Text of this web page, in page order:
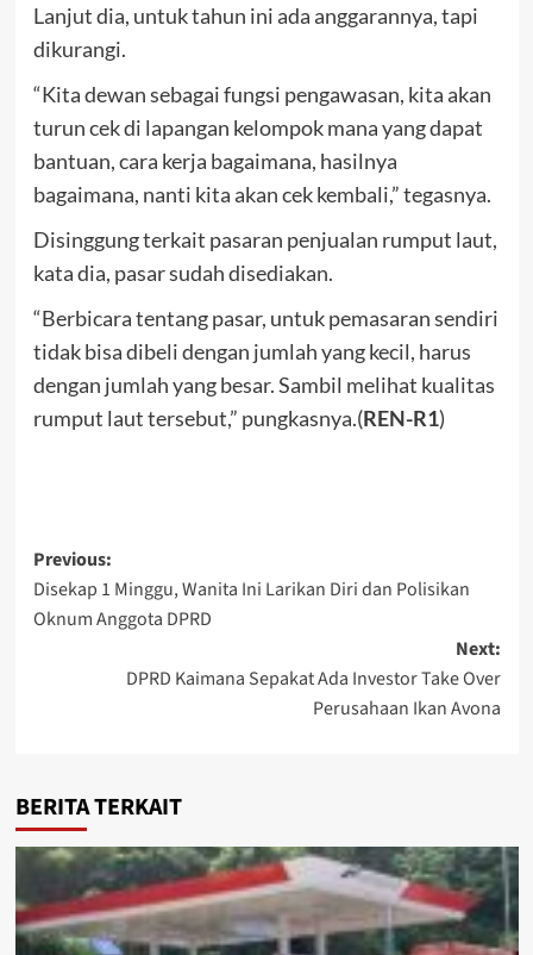
Lanjut dia, untuk tahun ini ada anggarannya, tapi
dikurangi.
“Kita dewan sebagai fungsi pengawasan, kita akan
turun cek di lapangan kelompok mana yang dapat
bantuan, cara kerja bagaimana, hasilnya
bagaimana, nanti kita akan cek kembali,” tegasnya.
Disinggung terkait pasaran penjualan rumput laut,
kata dia, pasar sudah disediakan.
“Berbicara tentang pasar, untuk pemasaran sendiri
tidak bisa dibeli dengan jumlah yang kecil, harus
dengan jumlah yang besar. Sambil melihat kualitas
rumput laut tersebut,” pungkasnya.(REN-R1)
Post
navigation
Previous:
Disekap 1 Minggu, Wanita Ini Larikan Diri dan Polisikan
Oknum Anggota DPRD
Next:
DPRD Kaimana Sepakat Ada Investor Take Over
Perusahaan Ikan Avona
BERITA TERKAIT